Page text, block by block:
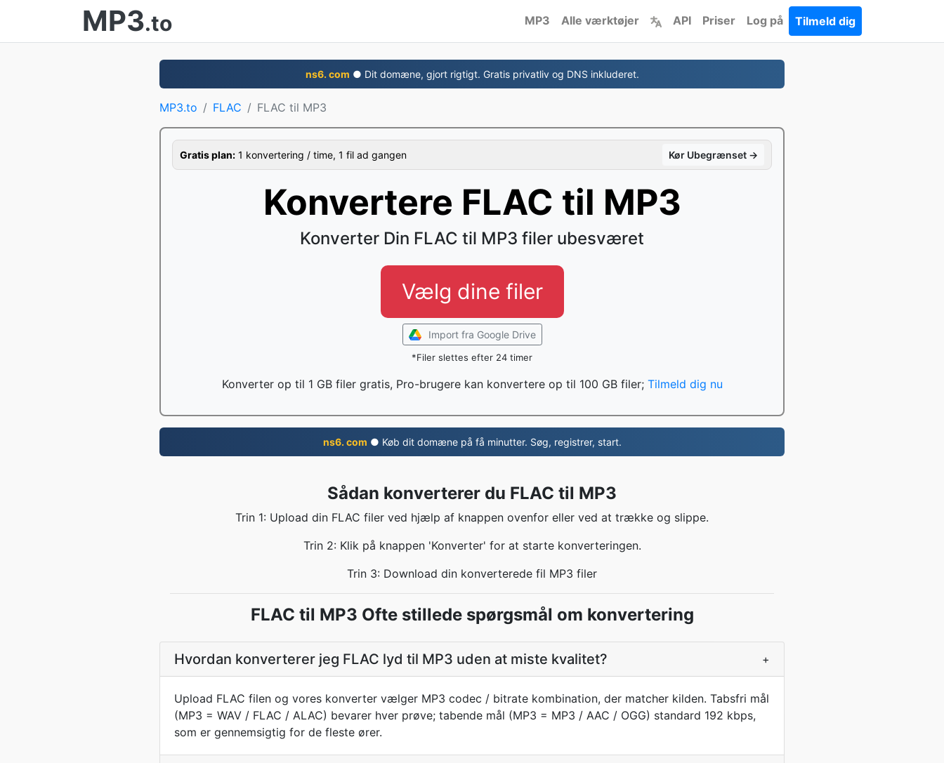
MP3.to MP3 Alle værktøjer API Priser Log på Tilmeld dig
ns6. com ● Dit domæne, gjort rigtigt. Gratis privatliv og DNS inkluderet.
MP3.to FLAC FLAC til MP3
Gratis plan: 1 konvertering / time, 1 fil ad gangen Kør Ubegrænset →
Konvertere FLAC til MP3
Konverter Din FLAC til MP3 filer ubesværet
Vælg dine filer
Import fra Google Drive
*Filer slettes efter 24 timer
Konverter op til 1 GB filer gratis, Pro-brugere kan konvertere op til 100 GB filer; Tilmeld dig nu
ns6. com ● Køb dit domæne på få minutter. Søg, registrer, start.
Sådan konverterer du FLAC til MP3
Trin 1: Upload din FLAC filer ved hjælp af knappen ovenfor eller ved at trække og slippe.
Trin 2: Klik på knappen 'Konverter' for at starte konverteringen.
Trin 3: Download din konverterede fil MP3 filer
FLAC til MP3 Ofte stillede spørgsmål om konvertering
Hvordan konverterer jeg FLAC lyd til MP3 uden at miste kvalitet? +
Upload FLAC filen og vores konverter vælger MP3 codec / bitrate kombination, der matcher kilden. Tabsfri mål
(MP3 = WAV / FLAC / ALAC) bevarer hver prøve; tabende mål (MP3 = MP3 / AAC / OGG) standard 192 kbps,
som er gennemsigtig for de fleste ører.